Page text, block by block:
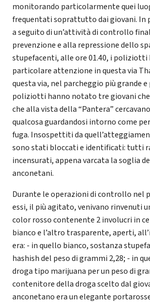
monitorando particolarmente quei
frequentati soprattutto dai giovani. In
a seguito di un’attività di controllo
prevenzione e alla repressione dello
stupefacenti, alle ore 01.40, i poliziotti
particolare attenzione in questa via
questa via, nel parcheggio più grande
poliziotti hanno notato tre giovani che
che alla vista della “Pantera”
qualcosa guardandosi intorno come
fuga. Insospettiti da
sono stati bloccati e identificati: tutti
incensurati, appena varcata la soglia
anconetani.
Durante le operazioni di controllo nel
essi, il più agitato, venivano rinvenuti
color rosso contenente 2 involucri in
bianco e l’altro trasparente, aperti,
era: - in quello bianco, sostanza
hashish del peso di grammi 2,28; - in
droga tipo marijuana per un peso di
contenitore della droga scelto dal
anconetano era un elegante